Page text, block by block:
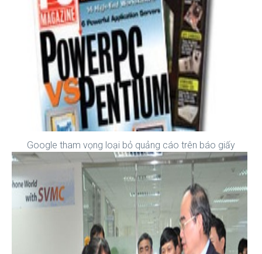
Google tham vọng loại bỏ quảng cáo trên báo giấy